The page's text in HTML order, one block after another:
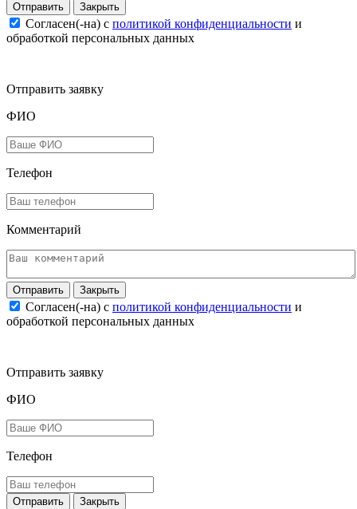
Закрыть
Согласен(-на) c политикой конфиденциальности и
обработкой персональных данных
Отправить заявку
ФИО
Телефон
Комментарий
Закрыть
Согласен(-на) c политикой конфиденциальности и
обработкой персональных данных
Отправить заявку
ФИО
Телефон
Закрыть